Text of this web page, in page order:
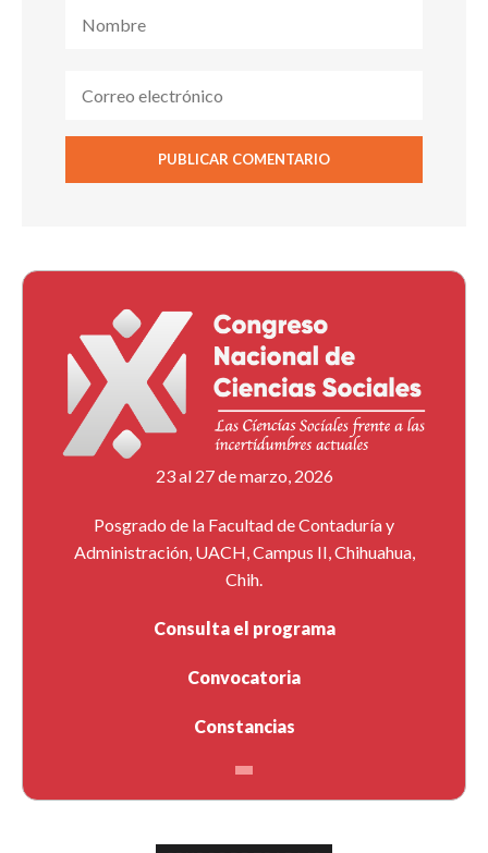
23 al 27 de marzo, 2026
Posgrado de la Facultad de Contaduría y
Administración, UACH, Campus II, Chihuahua,
Chih.
Consulta el programa
Convocatoria
Constancias